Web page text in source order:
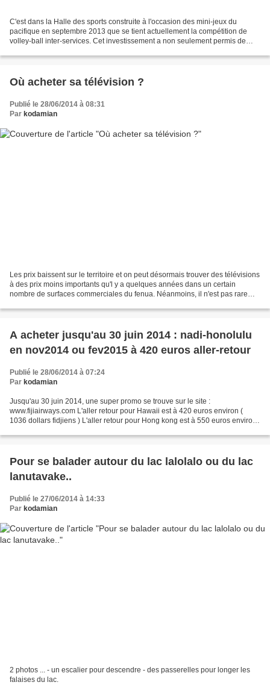
C'est dans la Halle des sports construite à l'occasion des mini-jeux du
pacifique en septembre 2013 que se tient actuellement la compétition de
volley-ball inter-services. Cet investissement a non seulement permis de
Où acheter sa télévision ?
Publié le 28/06/2014 à 08:31
Par kodamian
Les prix baissent sur le territoire et on peut désormais trouver des télévisions
à des prix moins importants qu'l y a quelques années dans un certain
nombre de surfaces commerciales du fenua. Néanmoins, il n'est pas rare
A acheter jusqu'au 30 juin 2014 : nadi-honolulu
en nov2014 ou fev2015 à 420 euros aller-retour
Publié le 28/06/2014 à 07:24
Par kodamian
Jusqu'au 30 juin 2014, une super promo se trouve sur le site :
www.fijiairways.com L'aller retour pour Hawaii est à 420 euros environ (
1036 dollars fidjiens ) L'aller retour pour Hong kong est à 550 euros environ
Pour se balader autour du lac lalolalo ou du lac
lanutavake..
Publié le 27/06/2014 à 14:33
Par kodamian
2 photos ... - un escalier pour descendre - des passerelles pour longer les
falaises du lac.